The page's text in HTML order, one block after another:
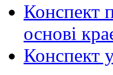
Конспект
основі
Конспект